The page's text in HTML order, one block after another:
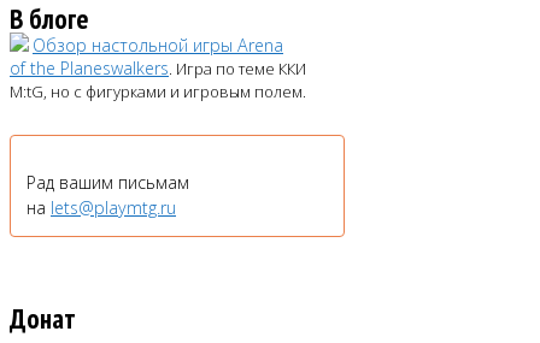
В блоге
Обзор настольной игры Arena
of the Planeswalkers. Игра по теме ККИ
M:tG, но с фигурками и игровым полем.
Рад вашим письмам
на lets@playmtg.ru
Донат